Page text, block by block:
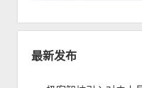
最新发布